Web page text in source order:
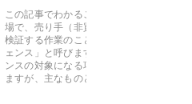
この記事でわかること M＆A（買収）の
場で、売り手（非買収企業）の価値を
検証する作業のことを「デューデリジ
ェンス」と呼びます。 デューデリジェ
ンスの対象になる項目は多岐にわたり
ますが、主なものとして...